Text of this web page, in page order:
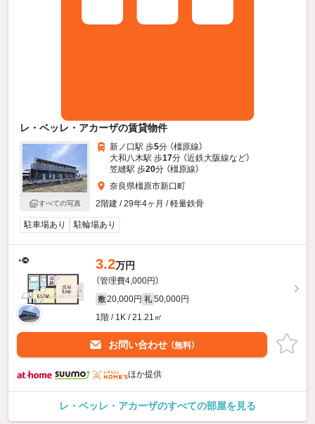
レ・ベッレ・アカーザの賃貸物件
すべての写真
新ノ口駅 歩5分 （橿原線）
大和八木駅 歩17分 （近鉄大阪線など）
笠縫駅 歩20分 （橿原線）
奈良県橿原市新口町
2階建 / 29年4ヶ月 / 軽量鉄骨
駐車場あり 駐輪場あり
3.2万円
（管理費4,000円）
敷 20,000円 礼 50,000円
1階 / 1K / 21.21㎡
お問い合わせ （無料）
ほか提供
レ・ベッレ・アカーザのすべての部屋を見る